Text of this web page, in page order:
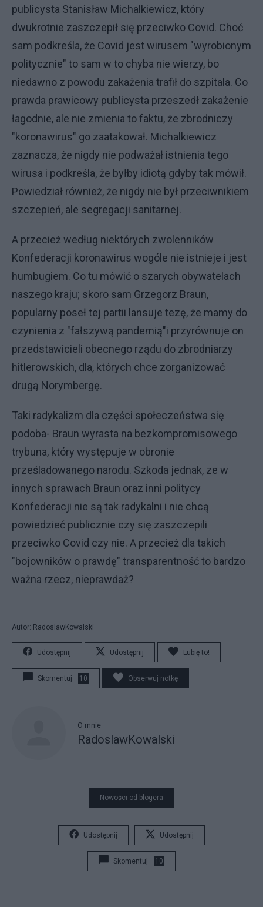
publicysta Stanisław Michalkiewicz, który
dwukrotnie zaszczepił się przeciwko Covid. Choć
sam podkreśla, że Covid jest wirusem "wyrobionym
politycznie" to sam w to chyba nie wierzy, bo
niedawno z powodu zakażenia trafił do szpitala. Co
prawda prawicowy publicysta przeszedł zakażenie
łagodnie, ale nie zmienia to faktu, że zbrodniczy
"koronawirus" go zaatakował. Michalkiewicz
zaznacza, że nigdy nie podważał istnienia tego
wirusa i podkreśla, że byłby idiotą gdyby tak mówił.
Powiedział również, że nigdy nie był przeciwnikiem
szczepień, ale segregacji sanitarnej.
A przecież według niektórych zwolenników
Konfederacji koronawirus wogóle nie istnieje i jest
humbugiem. Co tu mówić o szarych obywatelach
naszego kraju; skoro sam Grzegorz Braun,
popularny poseł tej partii lansuje tezę, że mamy do
czynienia z "fałszywą pandemią"i przyrównuje on
przedstawicieli obecnego rządu do zbrodniarzy
hitlerowskich, dla, których chce zorganizować
drugą Norymbergę.
Taki radykalizm dla części społeczeństwa się
podoba- Braun wyrasta na bezkompromisowego
trybuna, który występuje w obronie
prześladowanego narodu. Szkoda jednak, ze w
innych sprawach Braun oraz inni politycy
Konfederacji nie są tak radykalni i nie chcą
powiedzieć publicznie czy się zaszczepili
przeciwko Covid czy nie. A przecież dla takich
"bojowników o prawdę" transparentność to bardzo
ważna rzecz, nieprawdaż?
Autor: RadoslawKowalski
Udostępnij Udostępnij Lubię to!
Skomentuj 10 Obserwuj notkę
O mnie
RadoslawKowalski
Nowości od blogera
Udostępnij Udostępnij
Skomentuj 10